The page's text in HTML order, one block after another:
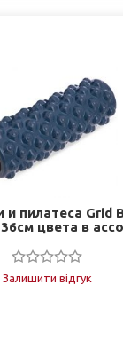
и пилатеса Grid
цвета в
Залишити відгук